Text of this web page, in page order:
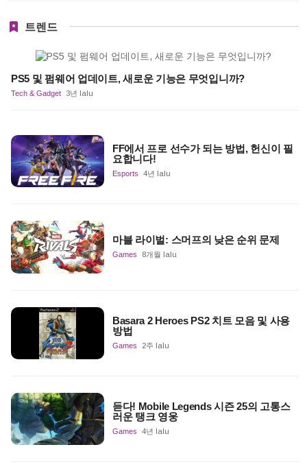
트렌드
PS5 및 펌웨어 업데이트, 새로운 기능은 무엇입니까?
Tech & Gadget 3년 lalu
FF에서 프로 선수가 되는 방법, 헌신이 필
요합니다!
Esports 4년 lalu
마블 라이벌: 스머프의 낮은 순위 문제
Games 8개월 lalu
Basara 2 Heroes PS2 치트 모음 및 사용
방법
Games 2주 lalu
듣다! Mobile Legends 시즌 25의 고통스
러운 탱크 영웅
Games 4년 lalu